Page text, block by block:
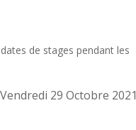
de stages pendant les
29 Octobre 2021